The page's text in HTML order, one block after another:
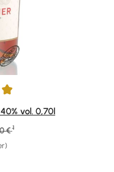
von 5 Sternen
vol. 0,70l
Preis:
€ 1